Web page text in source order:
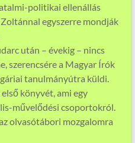
politikai ellenállás
egyszerre mondják
után – évekig – nincs
szerencsére a Magyar Írók
tanulmányútra küldi.
könyvét, ami egy
művelődési csoportokról.
olvasótábori mozgalomra